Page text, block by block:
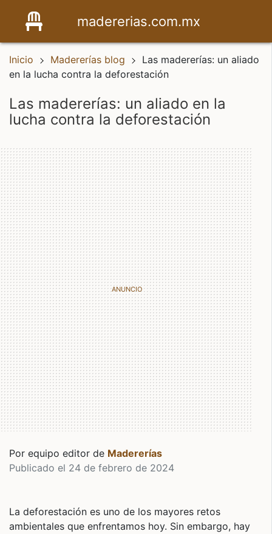
madererias.com.mx
Inicio Madererías blog
Las madererías: un aliado
en la lucha contra la deforestación
las madererías: un aliado en la
lucha contra la deforestación
Por equipo editor de Madererías
Publicado el 24 de febrero de 2024
La deforestación es uno de los mayores retos
ambientales que enfrentamos hoy. Sin embargo, hay